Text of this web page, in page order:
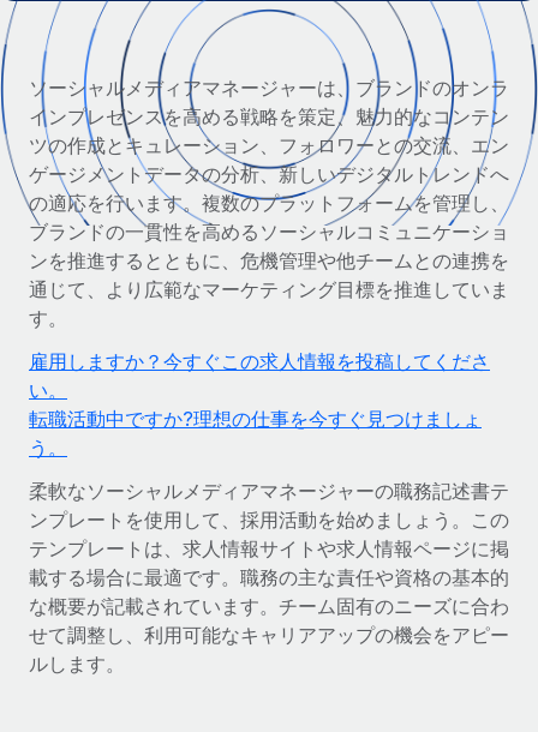
グローバル展開をコストをかけずに実現
Contractor of Record
世界中の契約社員と法令を遵守して契約
契約社員管理
世界中の契約社員をオンボーディングし、管理
PEO
複雑な雇用関連業務を外部委託
インフラ
Remote統合
接続 新しい
当社のMCPを使用して、あらゆるAIツールをRemoteに接続
統合
基本的なビジネスツールを活用して業務プロセスを効率化す
る
米国州エクスプローラー
米国の各州において採用プロセスを簡素化する
Remoteを他社と比較
他社と比較した、当社の強みを確認する
成長の段階
スタートアップ
成長中の企業向けのアジャイルなグローバルHR・給与処理ソ
ミッドマーケット
パートナーに登録
戦略的テクノロジーパートナー
グローバルな人事機能を柔軟に自社プラットフォームへ統合
パートナーとして登録
誤分類リスク判定ツール
国別に従業員の誤分類リスクを確認する
従業員コスト計算ツール
各国の総従業員コストを計算する
契約社員の報酬計算ツール
グローバルな契約社員向けに、通貨オプションと支払スピー
ドを確認する
リサーチおよびガイド
活用事例
HR用語集
チェックリストおよびテンプレート
職務内容ライブラリ
ウェビナー
イベント
日本語
English
Nederlands
Français
Deutsch
Español
Italiano
Português (Portugal)
日本語
한국어
中文（简体）
ログイン
ソーシャルメディアマネージャーは、ブランドのオンラ
インプレゼンスを高める戦略を策定、魅力的なコンテン
ツの作成とキュレーション、フォロワーとの交流、エン
ゲージメントデータの分析、新しいデジタルトレンドへ
の適応を行います。複数のプラットフォームを管理し、
ブランドの一貫性を高めるソーシャルコミュニケーショ
ンを推進するとともに、危機管理や他チームとの連携を
通じて、より広範なマーケティング目標を推進していま
す。
雇用しますか？今すぐこの求人情報を投稿してくださ
い。
転職活動中ですか?理想の仕事を今すぐ見つけましょ
う。
柔軟なソーシャルメディアマネージャーの職務記述書テ
ンプレートを使用して、採用活動を始めましょう。この
テンプレートは、求人情報サイトや求人情報ページに掲
載する場合に最適です。職務の主な責任や資格の基本的
な概要が記載されています。チーム固有のニーズに合わ
せて調整し、利用可能なキャリアアップの機会をアピー
ルします。